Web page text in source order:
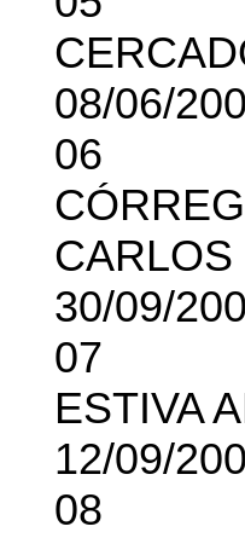
08/06/
06
30/09/
07
ESTIVA
12/09/
08